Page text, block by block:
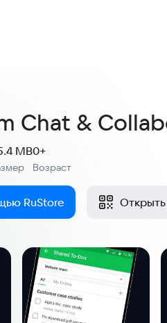
Chat &
MB
Возраст
0+
RuStore